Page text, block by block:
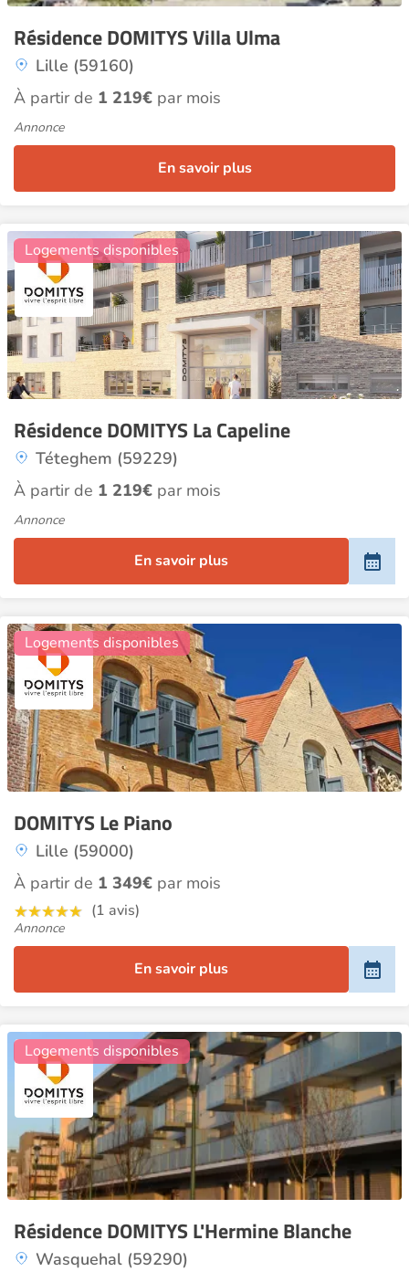
Résidence DOMITYS Villa Ulma
Lille (59160)
À partir de 1 219€ par mois
Annonce
En savoir plus
Résidence DOMITYS La Capeline
Téteghem (59229)
Logements disponibles
À partir de 1 219€ par mois
Annonce
En savoir plus
DOMITYS Le Piano
Lille (59000)
Logements disponibles
À partir de 1 349€ par mois
(1 avis)
Annonce
En savoir plus
Résidence DOMITYS L'Hermine Blanche
Wasquehal (59290)
Logements disponibles